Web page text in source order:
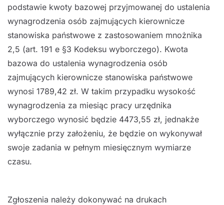
podstawie kwoty bazowej przyjmowanej do ustalenia
wynagrodzenia osób zajmujących kierownicze
stanowiska państwowe z zastosowaniem mnożnika
2,5 (art. 191 e §3 Kodeksu wyborczego). Kwota
bazowa do ustalenia wynagrodzenia osób
zajmujących kierownicze stanowiska państwowe
wynosi 1789,42 zł. W takim przypadku wysokość
wynagrodzenia za miesiąc pracy urzędnika
wyborczego wynosić będzie 4473,55 zł, jednakże
wyłącznie przy założeniu, że będzie on wykonywał
swoje zadania w pełnym miesięcznym wymiarze
czasu.
Zgłoszenia należy dokonywać na drukach